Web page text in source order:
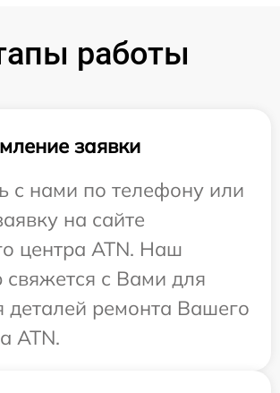
работы
заявки
с нами по телефону или
на сайте
центра ATN. Наш
с Вами для
деталей ремонта Вашего
ATN.